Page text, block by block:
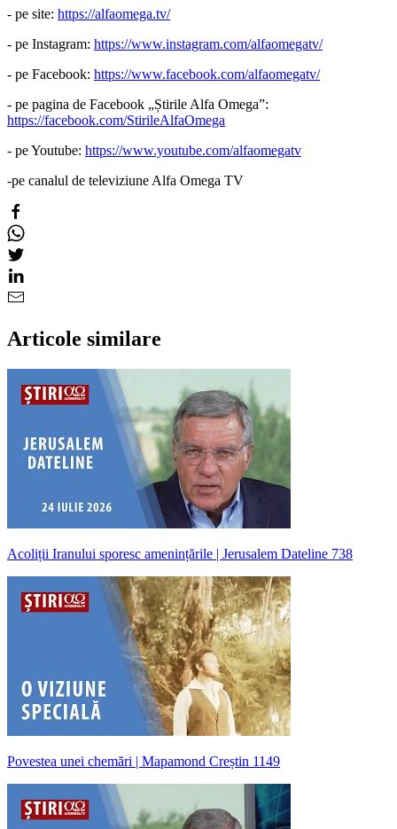
- pe site: https://alfaomega.tv/
- pe Instagram: https://www.instagram.com/alfaomegatv/
- pe Facebook: https://www.facebook.com/alfaomegatv/
- pe pagina de Facebook „Știrile Alfa Omega”:
https://facebook.com/StirileAlfaOmega
- pe Youtube: https://www.youtube.com/alfaomegatv
-pe canalul de televiziune Alfa Omega TV
Articole similare
Acoliții Iranului sporesc amenințările | Jerusalem Dateline 738
Povestea unei chemări | Mapamond Creștin 1149